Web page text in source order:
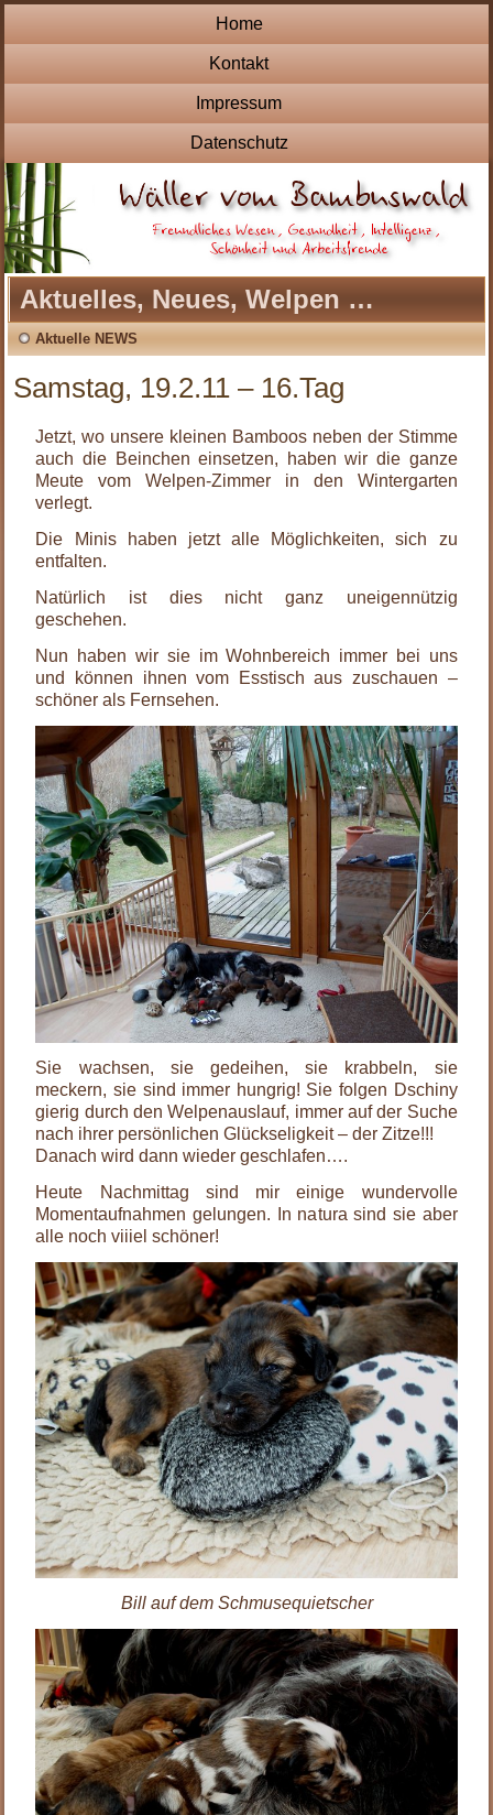
Home
Kontakt
Impressum
Datenschutz
Aktuelles, Neues, Welpen …
Aktuelle NEWS
Samstag, 19.2.11 – 16.Tag
Jetzt, wo unsere kleinen Bamboos neben der Stimme
auch die Beinchen einsetzen, haben wir die ganze
Meute vom Welpen-Zimmer in den Wintergarten
verlegt.
Die Minis haben jetzt alle Möglichkeiten, sich zu
entfalten.
Natürlich ist dies nicht ganz uneigennützig
geschehen.
Nun haben wir sie im Wohnbereich immer bei uns
und können ihnen vom Esstisch aus zuschauen –
schöner als Fernsehen.
Sie wachsen, sie gedeihen, sie krabbeln, sie
meckern, sie sind immer hungrig! Sie folgen Dschiny
gierig durch den Welpenauslauf, immer auf der Suche
nach ihrer persönlichen Glückseligkeit – der Zitze!!!
Danach wird dann wieder geschlafen….
Heute Nachmittag sind mir einige wundervolle
Momentaufnahmen gelungen. In natura sind sie aber
alle noch viiiel schöner!
Bill auf dem Schmusequietscher